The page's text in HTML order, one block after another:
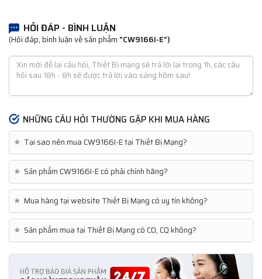
HỎI ĐÁP - BÌNH LUẬN
(Hỏi đáp, bình luận về sản phẩm "CW9166I-E")
NHỮNG CÂU HỎI THƯỜNG GẶP KHI MUA HÀNG
★ Tại sao nên mua CW9166I-E tại Thiết Bị Mạng?
★ Sản phẩm CW9166I-E có phải chính hãng?
★ Mua hàng tại website Thiết Bị Mạng có uy tín không?
★ Sản phẩm mua tại Thiết Bị Mạng có CO, CQ không?